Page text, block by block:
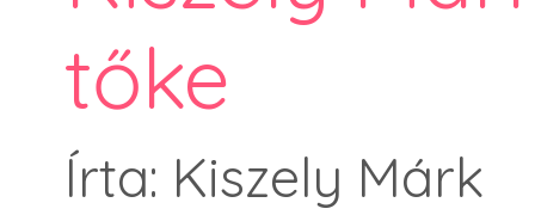
tőke
Írta: Kiszely Márk